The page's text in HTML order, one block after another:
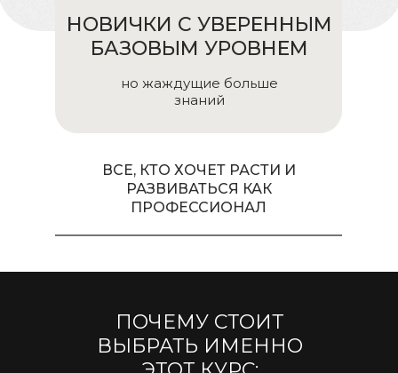
ВСЕ, КТО ХОЧЕТ РАСТИ И
РАЗВИВАТЬСЯ КАК
ПРОФЕССИОНАЛ
но жаждущие больше
знаний
НОВИЧКИ С УВЕРЕННЫМ
БАЗОВЫМ УРОВНЕМ
ПОЧЕМУ СТОИТ
ВЫБРАТЬ ИМЕННО